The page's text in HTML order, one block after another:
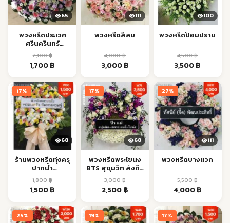
65
พวงหรีดประเวศ
ศรีนครินทร์
สุวรรณภูมิ ส่งด่วน
2,100฿
Original
was:
2,100 ฿.
1,700฿
is:
1,700 ฿.
111
พวงหรีดสีลม
4,000฿
Original
was:
4,000 ฿.
3,000฿Current
is:
3,000 ฿.
100
พวงหรีดป้อมปราบ
4,500฿
Original
was:
4,500 ฿.
3,500฿
is:
3,500 ฿.
17%
68
ร้านพวงหรีดทุ่งครุ
ปากน้ำ
สมุทรปราการ ส่ง
ด่วน
1,800฿
Original
was:
1,800 ฿.
1,500฿
is:
1,500 ฿.
17%
68
พวงหรีดพระโขนง
BTS สุขุมวิท ส่งถึง
วัดตรงเวลา
3,000฿
Original
was:
3,000 ฿.
2,500฿Current
is:
2,500 ฿.
27%
111
พวงหรีดบางแวก
5,500฿
Original
was:
5,500 ฿.
4,000฿Current
is:
4,000 ฿.
25% 19% 17%